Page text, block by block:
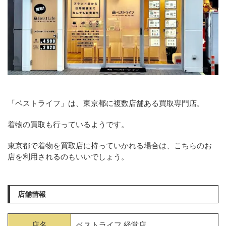
「ベストライフ」は、東京都に複数店舗ある買取専門店。
着物の買取も行っているようです。
東京都で着物を買取店に持っていかれる場合は、こちらのお
店を利用されるのもいいでしょう。
店舗情報